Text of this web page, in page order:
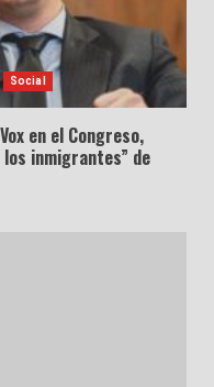
Social
en el Congreso,
inmigrantes” de